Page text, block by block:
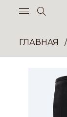
ГЛАВНАЯ